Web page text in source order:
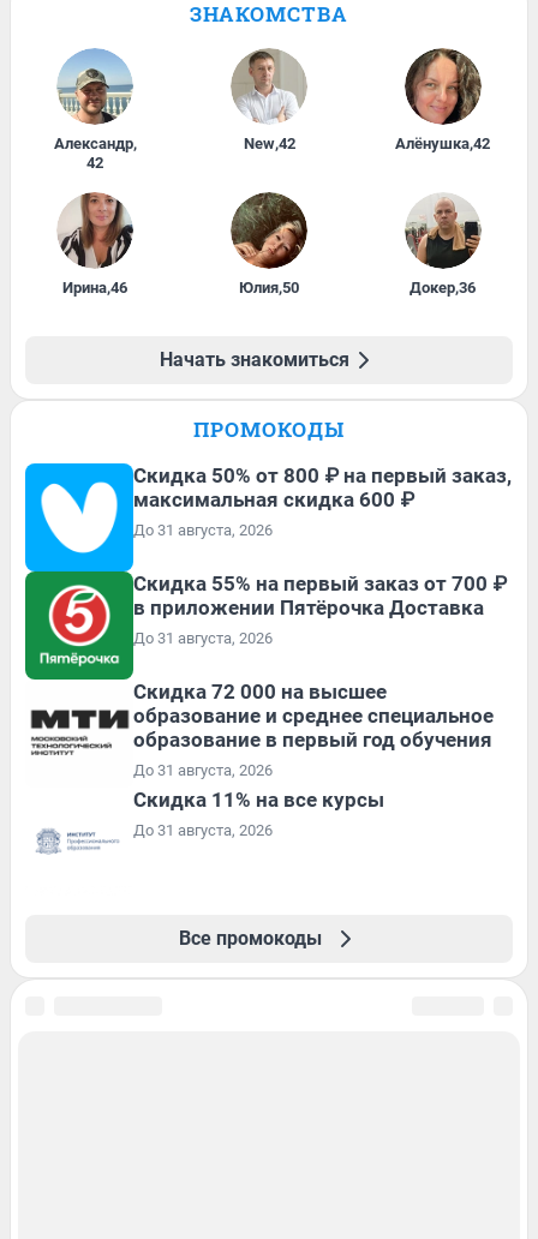
ЗНАКОМСТВА
Александр,
42
New,42 Алёнушка,42
Ирина,46 Юлия,50 Докер,36
Начать знакомиться
ПРОМОКОДЫ
Скидка 50% от 800 ₽ на первый заказ,
максимальная скидка 600 ₽
До 31 августа, 2026
Скидка 55% на первый заказ от 700 ₽
в приложении Пятёрочка Доставка
До 31 августа, 2026
Скидка 72 000 на высшее
образование и среднее специальное
образование в первый год обучения
До 31 августа, 2026
Скидка 11% на все курсы
До 31 августа, 2026
Все промокоды